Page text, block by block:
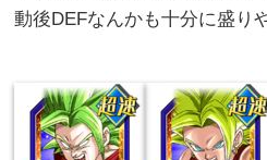
動後DEFなんかも十分に盛り